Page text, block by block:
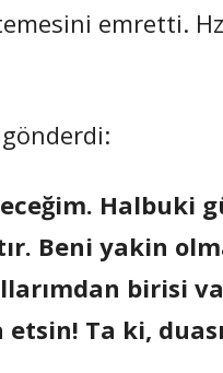
emretti.
Halbuki
Beni yakin
birisi
etsin! Ta ki,